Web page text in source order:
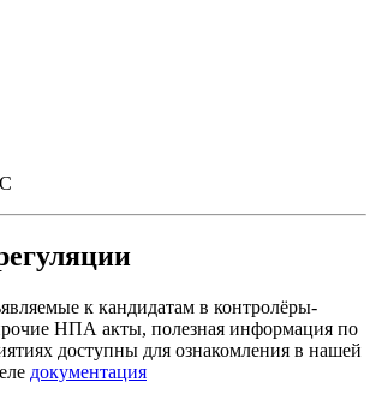
к кандидатам в контролёры-
НПА акты, полезная информация по
доступны для ознакомления в нашей
документация